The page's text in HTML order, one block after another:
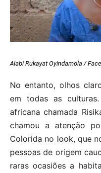
Alabi Rukayat Oyindamola /
No entanto, olhos
em todas as
africana chamada
chamou a atenção
Colorida no look, que
pessoas de origem
raras ocasiões a